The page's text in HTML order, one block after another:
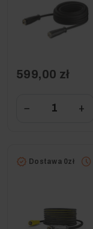
599,00 zł
− +
Dostawa 0zł